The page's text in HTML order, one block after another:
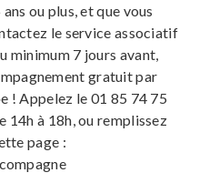
ou plus, et que vous
le service associatif
minimum 7 jours avant,
gratuit par
! Appelez le 01 85 74 75
14h à 18h, ou remplissez
page :